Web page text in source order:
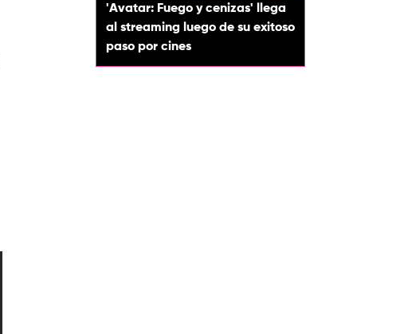
'Avatar: Fuego y cenizas' llega
al streaming luego de su exitoso
paso por cines